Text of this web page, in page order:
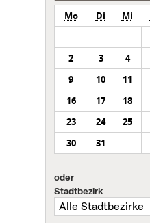
Mo Di Mi
2
3 4
9
10 11
16
17 18
23
24 25
30
31
oder
Stadtbezirk